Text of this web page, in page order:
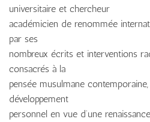
universitaire et chercheur
académicien de renommée
par ses
nombreux écrits et interventions
consacrés à la
pensée musulmane
développement
personnel en vue d’une